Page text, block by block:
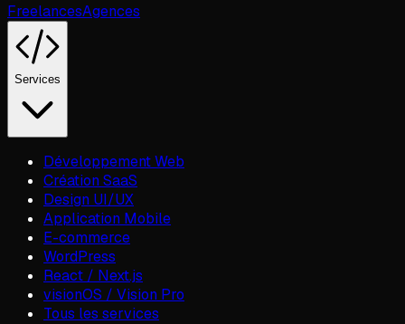
FreelancesAgences
Services
Développement Web
Création SaaS
Design UI/UX
Application Mobile
E-commerce
WordPress
React / Next.js
visionOS / Vision Pro
Tous les services